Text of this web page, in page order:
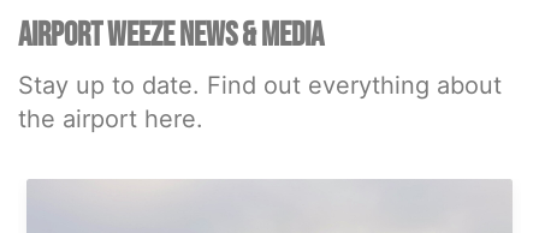
AIRPORT WEEZE NEWS & MEDIA
Stay up to date. Find out everything about
the airport here.